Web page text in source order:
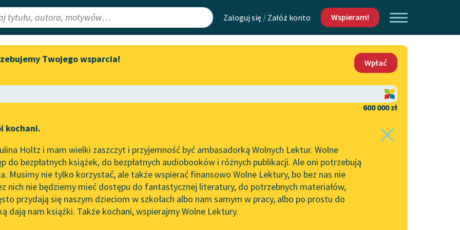
Zaloguj się / Załóż konto Wspieram!
Lektury
redakcyjne
Aktualności
Zapraszamy na spotkanie
literatury skandynawskiej
Wolne Lektury na 32.
Pol’and’Rock Festivalu
„Kochanek Lady Chatterley”
do słuchania na Wolnych
Lekturach
Nowy audiobook – „Marzenie
Mapa Wolnych Lektur
Leśmianator
API
OAI-PMH
Widget Wolnych Lektur
Kontakt
O projekcie
Zasady wykorzystania
Wolnych Lektur
Logotypy
Materiały promocyjne
Twojego wsparcia!
Wpłać
600 000 zł
kochani.
Holtz i mam wielki zaszczyt i przyjemność być ambasadorką Wolnych Lektur. Wolne
do bezpłatnych książek, do bezpłatnych audiobooków i różnych publikacji. Ale oni potrzebują
Musimy nie tylko korzystać, ale także wspierać finansowo Wolne Lektury, bo bez nas nie
nich nie będziemy mieć dostępu do fantastycznej literatury, do potrzebnych materiałów,
przydają się naszym dzieciom w szkołach albo nam samym w pracy, albo po prostu do
dają nam książki. Także kochani, wspierajmy Wolne Lektury.
✖ Janusz Korczak✖